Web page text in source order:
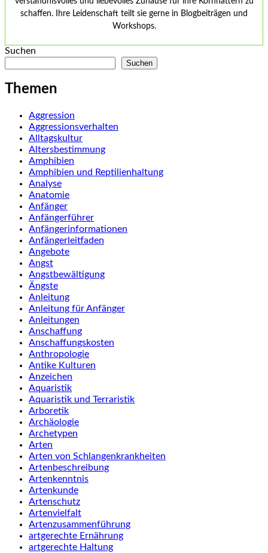
schaffen. Ihre Leidenschaft teilt sie gerne in Blogbeiträgen und
Workshops.
Suchen
Suchen
Themen
Aggression
Aggressionsverhalten
Alltagskultur
Altersbestimmung
Amphibien
Amphibien und Reptilienhaltung
Analyse
Anatomie
Anfänger
Anfängerführer
Anfängerinformationen
Anfängerleitfaden
Angebote
Angst
Angstbewältigung
Ängste
Anleitung
Anleitung für Anfänger
Anleitungen
Anschaffung
Anschaffungskosten
Anthropologie
Antike Kulturen
Anzeichen
Aquaristik
Aquaristik und Terraristik
Arboretik
Archäologie
Archetypen
Arten
Arten von Schlangenkrankheiten
Artenbeschreibung
Artenkenntnis
Artenkunde
Artenschutz
Artenvielfalt
Artenzusammenführung
artgerechte Ernährung
artgerechte Haltung